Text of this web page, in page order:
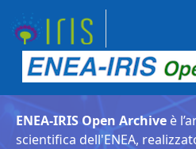
ENEA-IRIS Open Archive è
scientifica dell'ENEA,